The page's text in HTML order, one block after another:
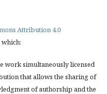
Attribution 4.0
work simultaneously licensed
that allows the sharing of
of authorship and the